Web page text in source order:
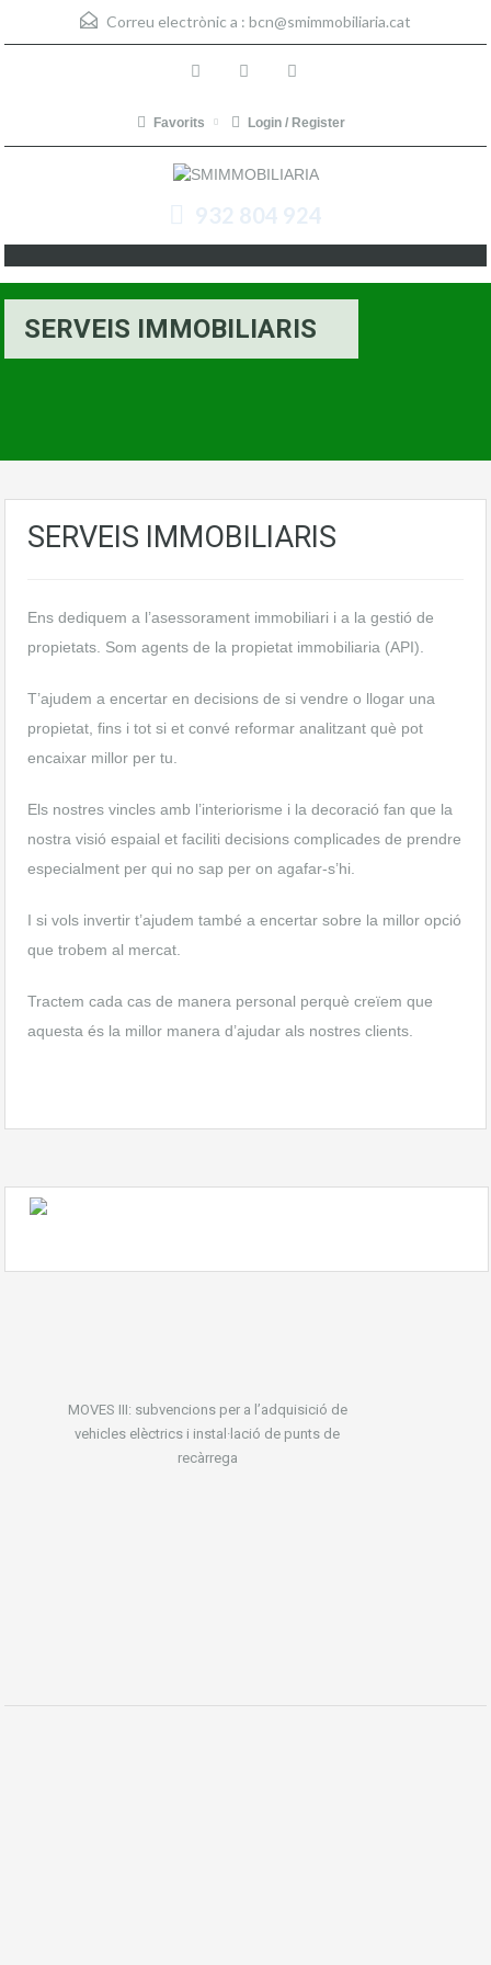
Correu electrònic a : bcn@smimmobiliaria.cat
Favorits Login / Register
932 804 924
SERVEIS IMMOBILIARIS
SERVEIS IMMOBILIARIS
Ens dediquem a l’asessorament immobiliari i a la gestió de
propietats. Som agents de la propietat immobiliaria (API).
T’ajudem a encertar en decisions de si vendre o llogar una
propietat, fins i tot si et convé reformar analitzant què pot
encaixar millor per tu.
Els nostres vincles amb l’interiorisme i la decoració fan que la
nostra visió espaial et faciliti decisions complicades de prendre
especialment per qui no sap per on agafar-s’hi.
I si vols invertir t’ajudem també a encertar sobre la millor opció
que trobem al mercat.
Tractem cada cas de manera personal perquè creïem que
aquesta és la millor manera d’ajudar als nostres clients.
MOVES III: subvencions per a l’adquisició de
vehicles elèctrics i instal·lació de punts de
recàrrega